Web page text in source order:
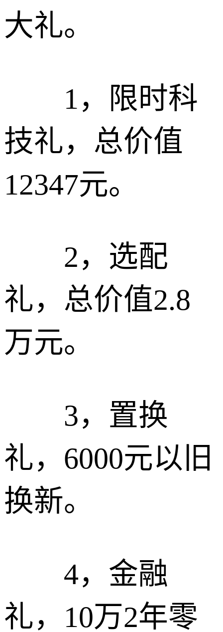
大礼。
1，限时科
技礼，总价值
12347元。
2，选配
礼，总价值2.8
万元。
3，置换
礼，6000元以旧
换新。
4，金融
礼，10万2年零